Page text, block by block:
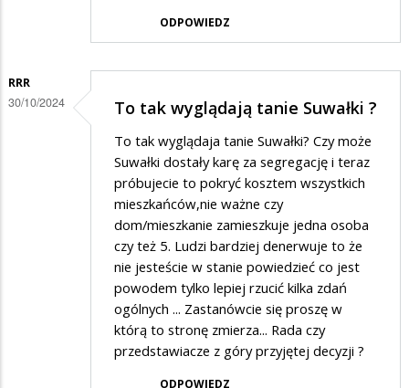
ODPOWIEDZ
RRR
30/10/2024 To tak wyglądają tanie Suwałki ?
To tak wyglądaja tanie Suwałki? Czy może
Suwałki dostały karę za segregację i teraz
próbujecie to pokryć kosztem wszystkich
mieszkańców,nie ważne czy
dom/mieszkanie zamieszkuje jedna osoba
czy też 5. Ludzi bardziej denerwuje to że
nie jesteście w stanie powiedzieć co jest
powodem tylko lepiej rzucić kilka zdań
ogólnych ... Zastanówcie się proszę w
którą to stronę zmierza... Rada czy
przedstawiacze z góry przyjętej decyzji ?
ODPOWIEDZ